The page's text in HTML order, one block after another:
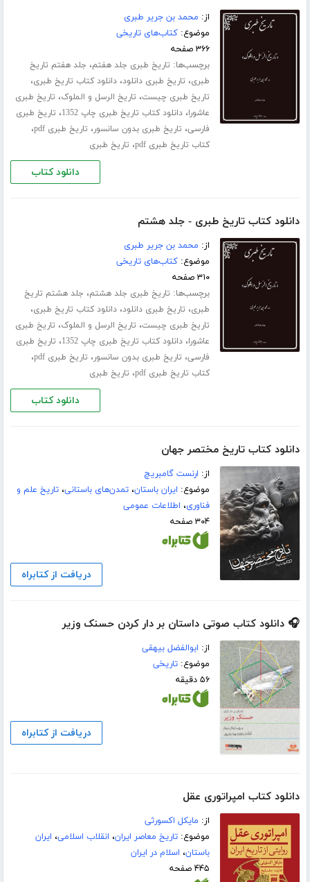
از: محمد بن جریر طبری
موضوع:کتاب‌های تاریخی
۳۶۶ صفحه
برچسب‌ها: تاریخ طبری جلد هفتم، جلد هفتم تاریخ
طبری، تاریخ طبری دانلود،دانلود کتاب تاریخ طبری،
تاریخ طبری چیست، تاریخ الرسل و الملوک، تاریخ طبری
عاشورا،دانلود کتاب تاریخ طبری چاپ 1352 ، تاریخ طبری
فارسی، تاریخ طبری بدون سانسور، تاریخ طبری pdf ،
کتاب تاریخ طبری pdf ، تاریخ طبری
دانلود کتاب
دانلود کتاب تاریخ طبری - جلد هشتم
از: محمد بن جریر طبری
موضوع:کتاب‌های تاریخی
۳۱۰ صفحه
برچسب‌ها: تاریخ طبری جلد هشتم، جلد هشتم تاریخ
طبری، تاریخ طبری دانلود،دانلود کتاب تاریخ طبری،
تاریخ طبری چیست، تاریخ الرسل و الملوک، تاریخ طبری
عاشورا،دانلود کتاب تاریخ طبری چاپ 1352 ، تاریخ طبری
فارسی، تاریخ طبری بدون سانسور، تاریخ طبری pdf ،
کتاب تاریخ طبری pdf ، تاریخ طبری
دانلود کتاب
دانلود کتاب تاریخ مختصر جهان
از: ارنست گامبریچ
موضوع: ایران باستان،تمدن‌های باستانی،تاریخ علم و
فناوری، اطلاعات عمومی
۳۰۴ صفحه
دریافت از کتابراه
🎧 دانلود کتاب صوتی داستان بر دار کردن حسنک وزیر
از: ابوالفضل بیهقی
موضوع:تاریخی
۵۶ دقیقه
دریافت از کتابراه
دانلود کتاب امپراتوری عقل
از: مایکل اکسورثی
موضوع:تاریخ معاصر ایران، انقلاب اسلامی، ایران
باستان، اسلام در ایران
۴۴۵ صفحه